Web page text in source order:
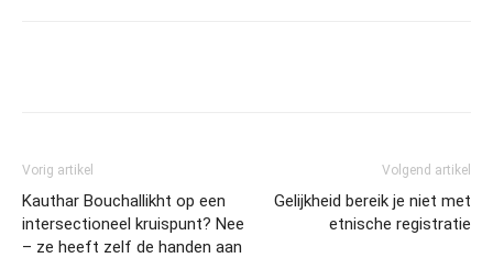
Vorig artikel
Kauthar Bouchallikht op een
intersectioneel kruispunt? Nee
– ze heeft zelf de handen aan
Volgend artikel
Gelijkheid bereik je niet met
etnische registratie